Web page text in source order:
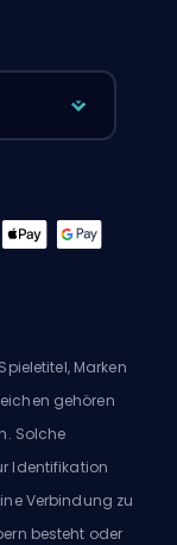
Marken
gehören
Solche
Identifikation
Verbindung zu
besteht oder